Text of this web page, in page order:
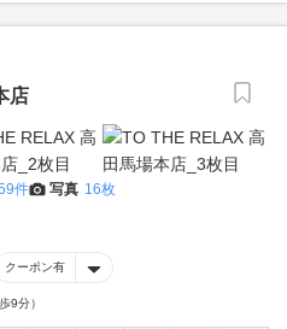
店
件 写真 16枚
クーポン有
9分）